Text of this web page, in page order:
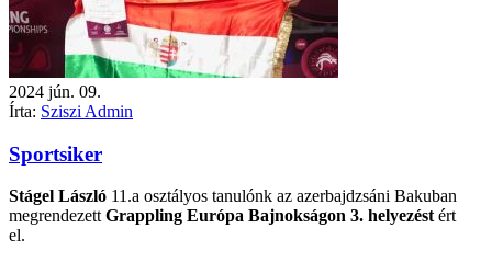
2024 jún. 09.
Írta: Sziszi Admin
Sportsiker
Stágel László 11.a osztályos tanulónk az azerbajdzsáni Bakuban
megrendezett Grappling Európa Bajnokságon 3. helyezést ért
el.